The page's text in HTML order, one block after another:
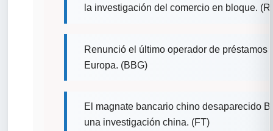
la investigación del comercio en bloque.
Renunció el último operador de préstamos
Europa. (BBG)
El magnate bancario chino desaparecido
una investigación china. (FT)